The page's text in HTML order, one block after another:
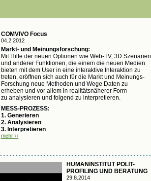
COMVIVO Focus
04.2.2012
Markt- und Meinungsforschung:
Mit Hilfe der neuen Optionen wie Web-TV, 3D Szenarien
und anderer Funktionen, die einem die neuen Medien
bieten mit dem User in eine interaktive Interaktion zu
treten, eröffnen sich auch für die Markt und Meinungs-
Forschung neue Methoden und Wege Daten zu
erheben und vor allem in realitätsnäherer Form
zu analysieren und folgend zu interpretieren.
MESS-PROZESS:
1. Generieren
2. Analysieren
3. Interpretieren
mehr ››
HUMANINSTITUT POLIT-
PROFILING UND BERATUNG
29.8.2014